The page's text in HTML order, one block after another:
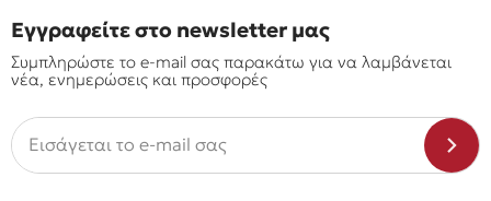
Εγγραφείτε στο newsletter μας
Συμπληρώστε το e-mail σας παρακάτω για να λαμβάνεται
νέα, ενημερώσεις και προσφορές